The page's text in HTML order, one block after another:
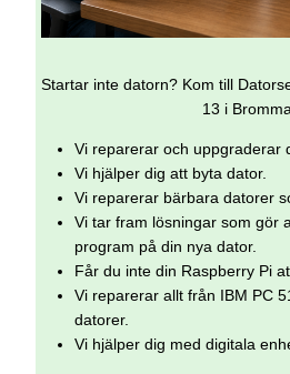
Startar inte datorn? Kom till
13 i Bromma.
Vi reparerar och uppgraderar
Vi hjälper dig att byta dator.
Vi reparerar bärbara datorer
Vi tar fram lösningar som gör
program på din nya dator.
Får du inte din Raspberry Pi
Vi reparerar allt från IBM PC
datorer.
Vi hjälper dig med digitala